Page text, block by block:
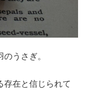
うさぎ。
存在と信じられて